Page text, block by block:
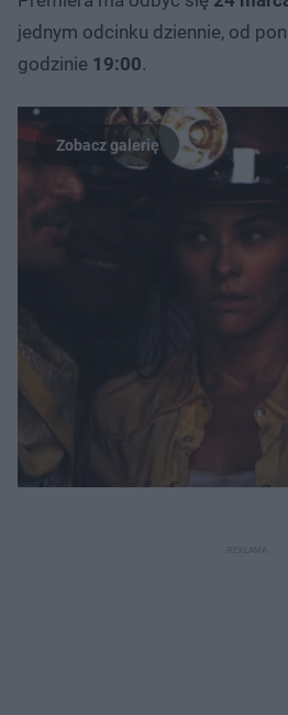
jednym odcinku dziennie, od
godzinie 19:00.